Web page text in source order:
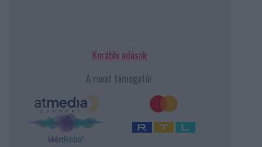
Korábbi adások
A rovat támogatói: